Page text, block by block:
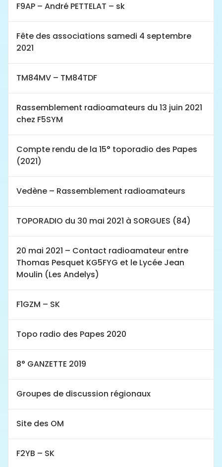
F9AP – André PETTELAT – sk
Fête des associations samedi 4 septembre
2021
TM84MV – TM84TDF
Rassemblement radioamateurs du 13 juin 2021
chez F5SYM
Compte rendu de la 15° toporadio des Papes
(2021)
Vedène – Rassemblement radioamateurs
TOPORADIO du 30 mai 2021 à SORGUES (84)
20 mai 2021 – Contact radioamateur entre
Thomas Pesquet KG5FYG et le Lycée Jean
Moulin (Les Andelys)
F1GZM – SK
Topo radio des Papes 2020
8° GANZETTE 2019
Groupes de discussion régionaux
Site des OM
F2YB – SK